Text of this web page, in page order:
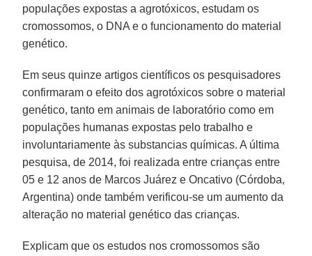
populações expostas a agrotóxicos, estudam os
cromossomos, o DNA e o funcionamento do material
genético.
Em seus quinze artigos científicos os pesquisadores
confirmaram o efeito dos agrotóxicos sobre o material
genético, tanto em animais de laboratório como em
populações humanas expostas pelo trabalho e
involuntariamente às substancias químicas. A última
pesquisa, de 2014, foi realizada entre crianças entre
05 e 12 anos de Marcos Juárez e Oncativo (Córdoba,
Argentina) onde também verificou-se um aumento da
alteração no material genético das crianças.
Explicam que os estudos nos cromossomos são